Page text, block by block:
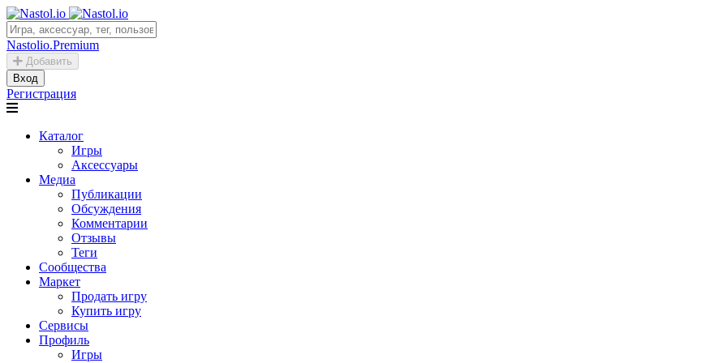
Nastolio.Premium
Добавить
Вход
Регистрация
Каталог
Игры
Аксессуары
Медиа
Публикации
Обсуждения
Комментарии
Отзывы
Теги
Сообщества
Маркет
Продать игру
Купить игру
Сервисы
Профиль
Игры